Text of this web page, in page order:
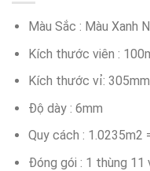
Màu Sắc : Màu Xanh
Kích thước viên :
Kích thước vỉ:
Độ dày : 6mm
Quy cách : 1.0235m2
Đóng gói : 1 thùng 11